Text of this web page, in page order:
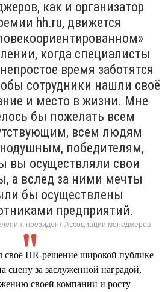
как и организатор
hh.ru, движется
когда специалисты
время заботятся
сотрудники нашли своё
и место в жизни. Мне
бы пожелать всем
всем людям
победителям,
вы осуществляли свои
а вслед за ними мечты
бы осуществлены
предприятий.
президент Ассоциации менеджеров
своё HR-решение широкой публике
сцену за заслуженной наградой,
своей компании и росту